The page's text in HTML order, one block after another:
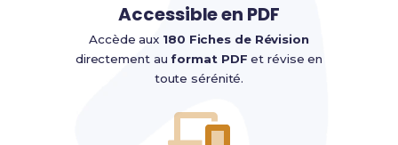
Accessible en PDF
Accède aux 180 Fiches de Révision
directement auformat PDF et révise en
toute sérénité.